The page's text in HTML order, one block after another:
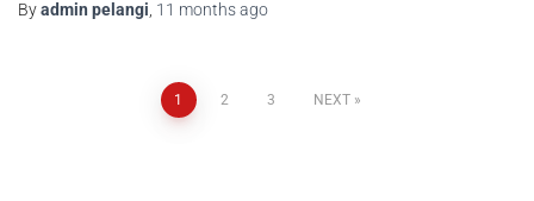
Byadmin pelangi, 11 monthsago
1 2 3 NEXT